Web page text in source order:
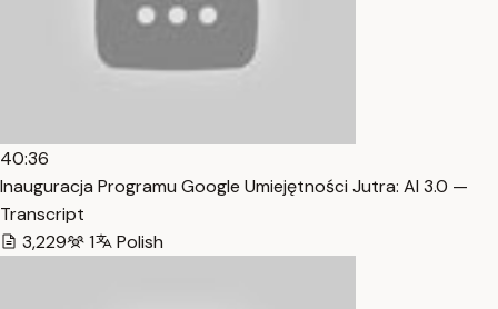
40:36
Inauguracja Programu Google Umiejętności Jutra: AI 3.0 —
Transcript
3,229
1 Polish